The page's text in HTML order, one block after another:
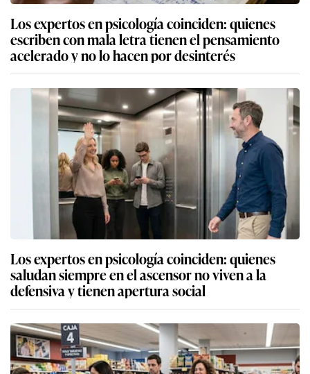
Los expertos en psicología coinciden: quienes
escriben con mala letra tienen el pensamiento
acelerado y no lo hacen por desinterés
Los expertos en psicología coinciden: quienes
saludan siempre en el ascensor no viven a la
defensiva y tienen apertura social